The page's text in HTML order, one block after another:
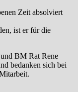
Zeit absolviert
ist er für die
BM Rat Rene
bedanken sich bei